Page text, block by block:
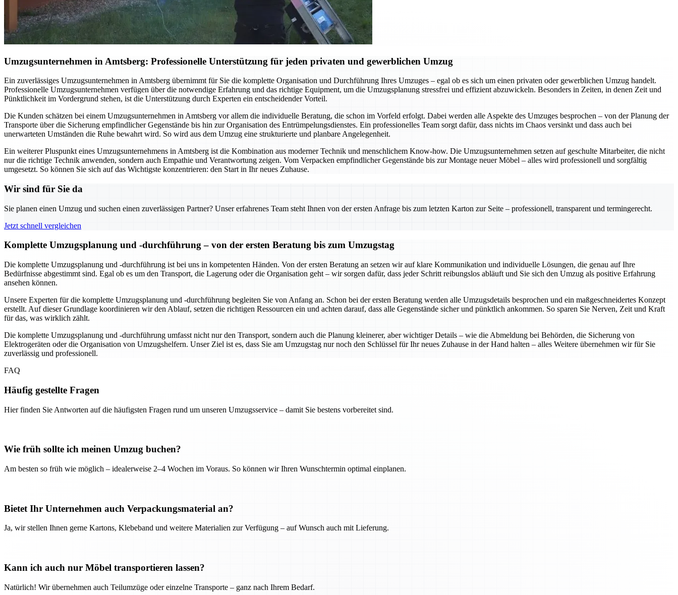
Umzugsunternehmen in Amtsberg: Professionelle Unterstützung für jeden privaten und gewerblichen Umzug
Ein zuverlässiges Umzugsunternehmen in Amtsberg übernimmt für Sie die komplette Organisation und Durchführung Ihres Umzuges – egal ob es sich um einen privaten oder gewerblichen Umzug handelt.
Professionelle Umzugsunternehmen verfügen über die notwendige Erfahrung und das richtige Equipment, um die Umzugsplanung stressfrei und effizient abzuwickeln. Besonders in Zeiten, in denen Zeit und
Pünktlichkeit im Vordergrund stehen, ist die Unterstützung durch Experten ein entscheidender Vorteil.
Die Kunden schätzen bei einem Umzugsunternehmen in Amtsberg vor allem die individuelle Beratung, die schon im Vorfeld erfolgt. Dabei werden alle Aspekte des Umzuges besprochen – von der Planung der
Transporte über die Sicherung empfindlicher Gegenstände bis hin zur Organisation des Entrümpelungsdienstes. Ein professionelles Team sorgt dafür, dass nichts im Chaos versinkt und dass auch bei
unerwarteten Umständen die Ruhe bewahrt wird. So wird aus dem Umzug eine strukturierte und planbare Angelegenheit.
Ein weiterer Pluspunkt eines Umzugsunternehmens in Amtsberg ist die Kombination aus moderner Technik und menschlichem Know-how. Die Umzugsunternehmen setzen auf geschulte Mitarbeiter, die nicht
nur die richtige Technik anwenden, sondern auch Empathie und Verantwortung zeigen. Vom Verpacken empfindlicher Gegenstände bis zur Montage neuer Möbel – alles wird professionell und sorgfältig
umgesetzt. So können Sie sich auf das Wichtigste konzentrieren: den Start in Ihr neues Zuhause.
Wir sind für Sie da
Sie planen einen Umzug und suchen einen zuverlässigen Partner? Unser erfahrenes Team steht Ihnen von der ersten Anfrage bis zum letzten Karton zur Seite – professionell, transparent und termingerecht.
Jetzt schnell vergleichen
Komplette Umzugsplanung und -durchführung – von der ersten Beratung bis zum Umzugstag
Die komplette Umzugsplanung und -durchführung ist bei uns in kompetenten Händen. Von der ersten Beratung an setzen wir auf klare Kommunikation und individuelle Lösungen, die genau auf Ihre
Bedürfnisse abgestimmt sind. Egal ob es um den Transport, die Lagerung oder die Organisation geht – wir sorgen dafür, dass jeder Schritt reibungslos abläuft und Sie sich den Umzug als positive Erfahrung
ansehen können.
Unsere Experten für die komplette Umzugsplanung und -durchführung begleiten Sie von Anfang an. Schon bei der ersten Beratung werden alle Umzugsdetails besprochen und ein maßgeschneidertes Konzept
erstellt. Auf dieser Grundlage koordinieren wir den Ablauf, setzen die richtigen Ressourcen ein und achten darauf, dass alle Gegenstände sicher und pünktlich ankommen. So sparen Sie Nerven, Zeit und Kraft
für das, was wirklich zählt.
Die komplette Umzugsplanung und -durchführung umfasst nicht nur den Transport, sondern auch die Planung kleinerer, aber wichtiger Details – wie die Abmeldung bei Behörden, die Sicherung von
Elektrogeräten oder die Organisation von Umzugshelfern. Unser Ziel ist es, dass Sie am Umzugstag nur noch den Schlüssel für Ihr neues Zuhause in der Hand halten – alles Weitere übernehmen wir für Sie
zuverlässig und professionell.
FAQ
Häufig gestellte Fragen
Hier finden Sie Antworten auf die häufigsten Fragen rund um unseren Umzugsservice – damit Sie bestens vorbereitet sind.
Wie früh sollte ich meinen Umzug buchen?
Am besten so früh wie möglich – idealerweise 2–4 Wochen im Voraus. So können wir Ihren Wunschtermin optimal einplanen.
Bietet Ihr Unternehmen auch Verpackungsmaterial an?
Ja, wir stellen Ihnen gerne Kartons, Klebeband und weitere Materialien zur Verfügung – auf Wunsch auch mit Lieferung.
Kann ich auch nur Möbel transportieren lassen?
Natürlich! Wir übernehmen auch Teilumzüge oder einzelne Transporte – ganz nach Ihrem Bedarf.